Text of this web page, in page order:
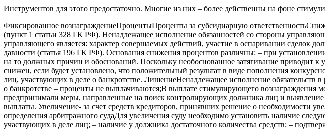
Инструментов для этого предостаточно. Многие из них – более действенны на фоне
Фиксированное вознаграждениеПроцентыПроценты за субсидиарную
(пункт 1 статьи 328 ГК РФ). Ненадлежащее исполнение обязанностей со стороны
управляющего является: характер совершаемых действий, участие в оспаривании сделок
давности (статья 196 ГК РФ). Основания снижения процентов различны: – при
на то должных причин и обоснований. Поскольку необоснованное затягивание приводит
снижен, если будет установлено, что положительный результат в виде пополнения
лиц, участвующих в деле о банкротстве. ЛишениеНенадлежащее исполнение обязательств
о банкротстве – проценты не выплачиваются;В выплате стимулирующего
предпринимали меры, направленные на поиск контролирующих должника лиц и
выплаты. Увеличение- за счет средств кредиторов, принявших решение о необходимости
определения арбитражного судаДля увеличения суду необходимо установить наличие
участвующих в деле лиц; – наличие у должника достаточного количества средств; –